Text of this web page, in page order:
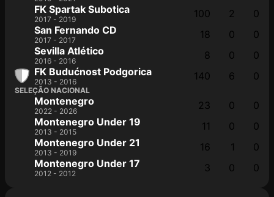
FK Spartak Subotica
2017 - 2019 100 2
0
San Fernando CD
2017 - 2017 18 0
0
Sevilla Atlético
2016 - 2016 8 0
0
FK Budućnost Podgorica
2013 - 2016 140 6 0
SELEÇÃO NACIONAL
Montenegro
2022 - 2026 23 0
0
Montenegro Under 19
2013 - 2015 11 0
0
Montenegro Under 21
2013 - 2019 16 1
0
Montenegro Under 17
2012 - 2012 3 0 0